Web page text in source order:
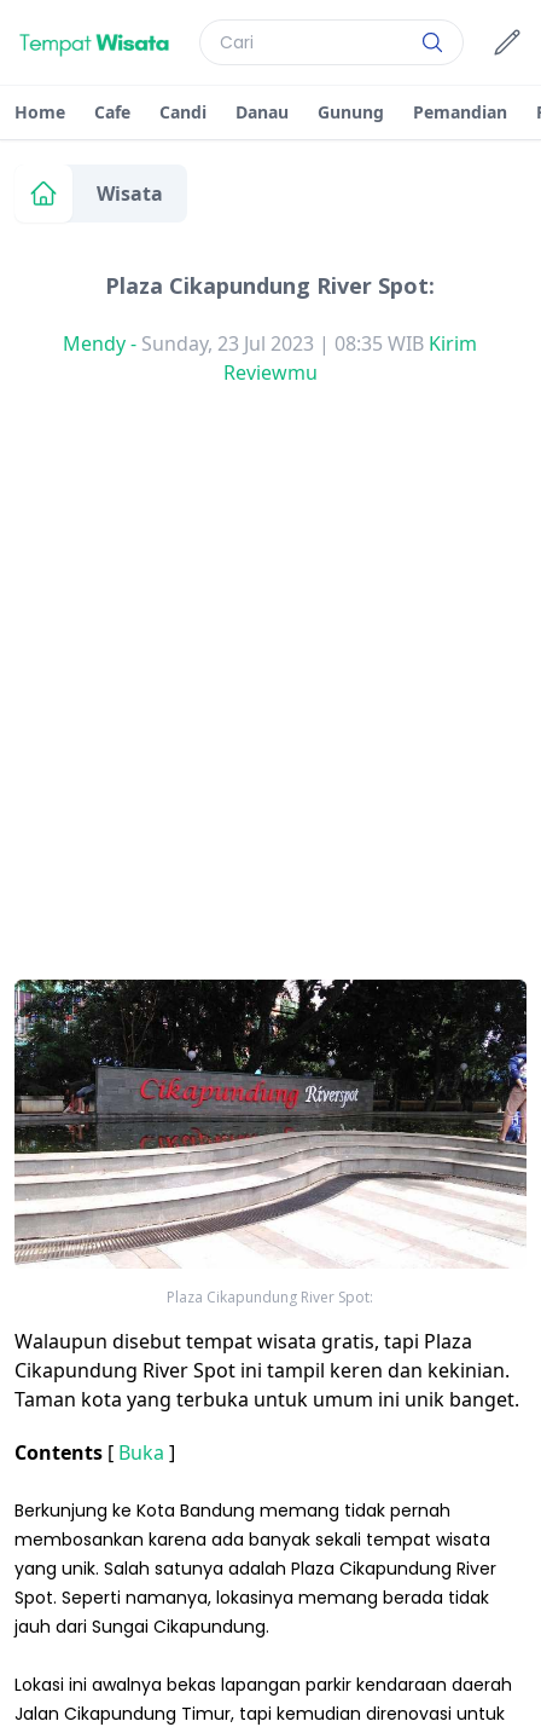
Home Cafe Candi Danau Gunung Pemandian
Wisata
Plaza Cikapundung River Spot:
Mendy- Sunday, 23 Jul 2023 | 08:35 WIB Kirim
Reviewmu
Plaza Cikapundung River Spot:
Walaupun disebut tempat wisata gratis, tapi Plaza
Cikapundung River Spot ini tampil keren dan kekinian.
Taman kota yang terbuka untuk umum ini unik banget.
Contents [ Buka ]
Berkunjung ke Kota Bandung memang tidak pernah
membosankan karena ada banyak sekali tempat wisata
yang unik. Salah satunya adalah Plaza Cikapundung River
Spot. Seperti namanya, lokasinya memang berada tidak
jauh dari Sungai Cikapundung.
Lokasi ini awalnya bekas lapangan parkir kendaraan daerah
Jalan Cikapundung Timur, tapi kemudian direnovasi untuk